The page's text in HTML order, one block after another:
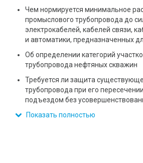
Чем нормируется минимальное
промыслового трубопровода до
электрокабелей, кабелей связи,
и автоматики, предназначенных
Об определении категорий
трубопровода нефтяных скважин
Требуется ли защита
трубопровода при его
подъездом без
Показать полностью